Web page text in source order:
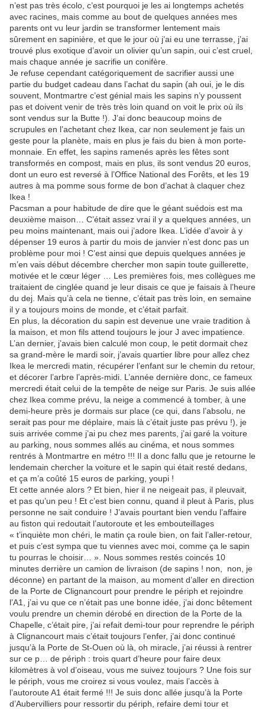
n’est pas très écolo, c’est pourquoi je les ai longtemps achetés
avec racines, mais comme au bout de quelques années mes
parents ont vu leur jardin se transformer lentement mais
sûrement en sapinière, et que le jour où j’ai eu une terrasse, j’ai
trouvé plus exotique d’avoir un olivier qu’un sapin, oui c’est cruel,
mais chaque année je sacrifie un conifère.
Je refuse cependant catégoriquement de sacrifier aussi une
partie du budget cadeau dans l’achat du sapin (ah oui, je le dis
souvent, Montmartre c’est génial mais les sapins n’y poussent
pas et doivent venir de très très loin quand on voit le prix où ils
sont vendus sur la Butte !). J’ai donc beaucoup moins de
scrupules en l’achetant chez Ikea, car non seulement je fais un
geste pour la planète, mais en plus je fais du bien à mon porte-
monnaie. En effet, les sapins ramenés après les fêtes sont
transformés en compost, mais en plus, ils sont vendus 20 euros,
dont un euro est reversé à l’Office National des Forêts, et les 19
autres à ma pomme sous forme de bon d’achat à claquer chez
Ikea !
Pacsman a pour habitude de dire que le géant suédois est ma
deuxième maison… C’était assez vrai il y a quelques années, un
peu moins maintenant, mais oui j’adore Ikea. L’idée d’avoir à y
dépenser 19 euros à partir du mois de janvier n’est donc pas un
problème pour moi ! C’est ainsi que depuis quelques années je
m’en vais début décembre chercher mon sapin toute guillerette,
motivée et le cœur léger … Les premières fois, mes collègues me
traitaient de cinglée quand je leur disais ce que je faisais à l’heure
du dej. Mais qu’à cela ne tienne, c’était pas très loin, en semaine
il y a toujours moins de monde, et c’était parfait.
En plus, la décoration du sapin est devenue une vraie tradition à
la maison, et mon fils attend toujours le jour J avec impatience.
L’an dernier, j’avais bien calculé mon coup, le petit dormait chez
sa grand-mère le mardi soir, j’avais quartier libre pour allez chez
Ikea le mercredi matin, récupérer l’enfant sur le chemin du retour,
et décorer l’arbre l’après-midi. L’année dernière donc, ce fameux
mercredi était celui de la tempête de neige sur Paris. Je suis allée
chez Ikea comme prévu, la neige a commencé à tomber, à une
demi-heure près je dormais sur place (ce qui, dans l’absolu, ne
serait pas pour me déplaire, mais là c’était juste pas prévu !), je
suis arrivée comme j’ai pu chez mes parents, j’ai garé la voiture
au parking, nous sommes allés au cinéma, et nous sommes
rentrés à Montmartre en métro !!! Il a donc fallu que je retourne le
lendemain chercher la voiture et le sapin qui était resté dedans,
et ça m’a coûté 15 euros de parking, youpi !
Et cette année alors ? Et bien, hier il ne neigeait pas, il pleuvait,
et pas qu’un peu ! Et c’est bien connu, quand il pleut à Paris, plus
personne ne sait conduire ! J’avais pourtant bien vendu l’affaire
au fiston qui redoutait l’autoroute et les embouteillages
« t’inquiète mon chéri, le matin ça roule bien, on fait l’aller-retour,
et puis c’est sympa que tu viennes avec moi, comme ça le sapin
tu pourras le choisir… ». Nous sommes restés coincés 10
minutes derrière un camion de livraison (de sapins ! non,
non, je
déconne) en partant de la maison, au moment d’aller en direction
de la Porte de Clignancourt pour prendre le périph et rejoindre
l’A1, j’ai vu que ce n’était pas une bonne idée, j’ai donc bêtement
voulu prendre un chemin dérobé en direction de la Porte de la
Chapelle, c’était pire, j’ai refait demi-tour pour reprendre le périph
à Clignancourt mais c’était toujours l’enfer, j’ai donc continué
jusqu’à la Porte de St-Ouen où là, oh miracle, j’ai réussi à rentrer
sur ce p… de périph : trois quart d’heure pour faire deux
kilomètres à vol d’oiseau, vous me suivez toujours ? Une fois sur
le périph, vous me croirez si vous voulez, mais l’accès à
l’autoroute A1 était fermé !!! Je suis donc allée jusqu’à la Porte
d’Aubervilliers pour ressortir du périph, refaire demi tour et